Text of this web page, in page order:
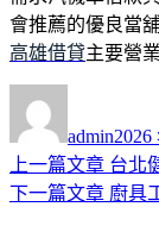
會推薦的優良當
高雄借貸主要營
者
admin佈
日
期:
2026
文
章
上一篇文章 上
一
台北
下一篇文章 下
廚具